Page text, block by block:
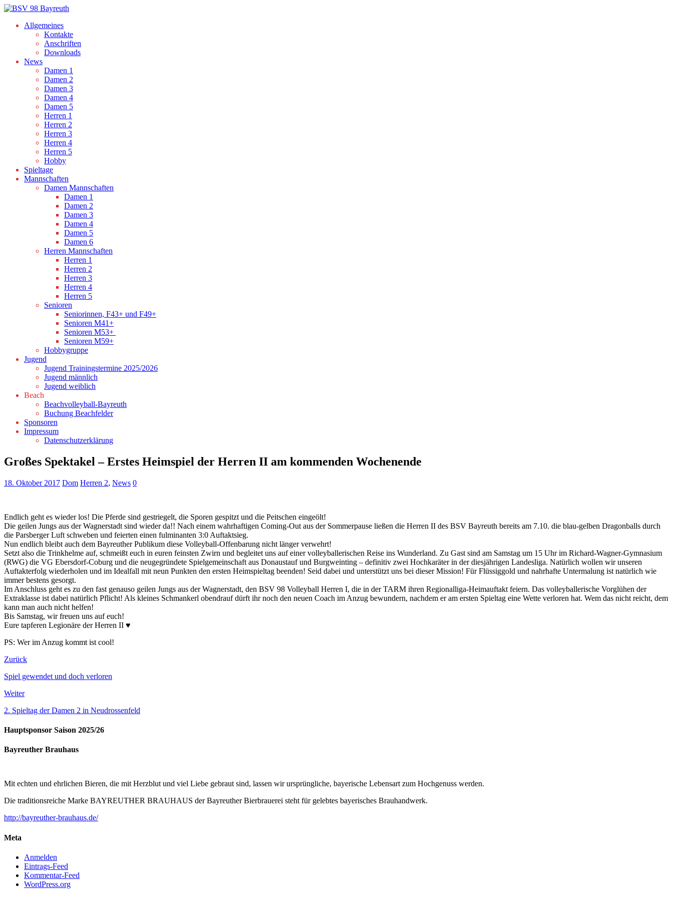
Allgemeines
Kontakte
Anschriften
Downloads
News
Damen 1
Damen 2
Damen 3
Damen 4
Damen 5
Herren 1
Herren 2
Herren 3
Herren 4
Herren 5
Hobby
Spieltage
Mannschaften
Damen Mannschaften
Damen 1
Damen 2
Damen 3
Damen 4
Damen 5
Damen 6
Herren Mannschaften
Herren 1
Herren 2
Herren 3
Herren 4
Herren 5
Senioren
Seniorinnen, F43+ und F49+
Senioren M41+
Senioren M53+
Senioren M59+
Hobbygruppe
Jugend
Jugend Trainingstermine 2025/2026
Jugend männlich
Jugend weiblich
Beach
Beachvolleyball-Bayreuth
Buchung Beachfelder
Sponsoren
Impressum
Datenschutzerklärung
Großes Spektakel – Erstes Heimspiel der Herren II am kommenden Wochenende
18. Oktober 2017 Dom Herren 2, News 0
Endlich geht es wieder los! Die Pferde sind gestriegelt, die Sporen gespitzt und die Peitschen eingeölt!
Die geilen Jungs aus der Wagnerstadt sind wieder da!! Nach einem wahrhaftigen Coming-Out aus der Sommerpause ließen die Herren II des BSV Bayreuth bereits am 7.10. die blau-gelben Dragonballs durch
die Parsberger Luft schweben und feierten einen fulminanten 3:0 Auftaktsieg.
Nun endlich bleibt auch dem Bayreuther Publikum diese Volleyball-Offenbarung nicht länger verwehrt!
Setzt also die Trinkhelme auf, schmeißt euch in euren feinsten Zwirn und begleitet uns auf einer volleyballerischen Reise ins Wunderland. Zu Gast sind am Samstag um 15 Uhr im Richard-Wagner-Gymnasium
(RWG) die VG Ebersdorf-Coburg und die neugegründete Spielgemeinschaft aus Donaustauf und Burgweinting – definitiv zwei Hochkaräter in der diesjährigen Landesliga. Natürlich wollen wir unseren
Auftakterfolg wiederholen und im Idealfall mit neun Punkten den ersten Heimspieltag beenden! Seid dabei und unterstützt uns bei dieser Mission! Für Flüssiggold und nahrhafte Untermalung ist natürlich wie
immer bestens gesorgt.
Im Anschluss geht es zu den fast genauso geilen Jungs aus der Wagnerstadt, den BSV 98 Volleyball Herren I, die in der TARM ihren Regionalliga-Heimauftakt feiern. Das volleyballerische Vorglühen der
Extraklasse ist dabei natürlich Pflicht! Als kleines Schmankerl obendrauf dürft ihr noch den neuen Coach im Anzug bewundern, nachdem er am ersten Spieltag eine Wette verloren hat. Wem das nicht reicht, dem
kann man auch nicht helfen!
Bis Samstag, wir freuen uns auf euch!
Eure tapferen Legionäre der Herren II ♥
PS: Wer im Anzug kommt ist cool!
Zurück
Spiel gewendet und doch verloren
Weiter
2. Spieltag der Damen 2 in Neudrossenfeld
Hauptsponsor Saison 2025/26
Bayreuther Brauhaus
Mit echten und ehrlichen Bieren, die mit Herzblut und viel Liebe gebraut sind, lassen wir ursprüngliche, bayerische Lebensart zum Hochgenuss werden.
Die traditionsreiche Marke BAYREUTHER BRAUHAUS der Bayreuther Bierbrauerei steht für gelebtes bayerisches Brauhandwerk.
http://bayreuther-brauhaus.de/
Meta
Anmelden
Eintrags-Feed
Kommentar-Feed
WordPress.org